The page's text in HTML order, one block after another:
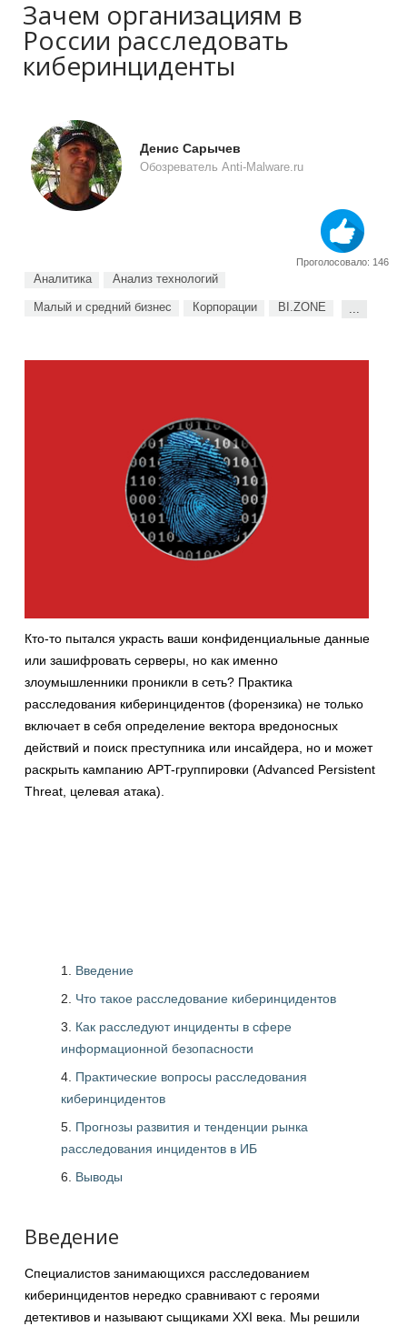
Зачем организациям в
России расследовать
киберинциденты
Денис Сарычев
Обозреватель Anti-Malware.ru
Проголосовало: 146
Аналитика Анализ технологий
Малый и средний бизнес Корпорации BI.ZONE ...
Кто-то пытался украсть ваши конфиденциальные данные
или зашифровать серверы, но как именно
злоумышленники проникли в сеть? Практика
расследования киберинцидентов (форензика) не только
включает в себя определение вектора вредоносных
действий и поиск преступника или инсайдера, но и может
раскрыть кампанию APT-группировки (Advanced Persistent
Threat, целевая атака).
Введение
Что такое расследование киберинцидентов
Как расследуют инциденты в сфере
информационной безопасности
Практические вопросы расследования
киберинцидентов
Прогнозы развития и тенденции рынка
расследования инцидентов в ИБ
Выводы
Введение
Специалистов занимающихся расследованием
киберинцидентов нередко сравнивают с героями
детективов и называют сыщиками XXI века. Мы решили